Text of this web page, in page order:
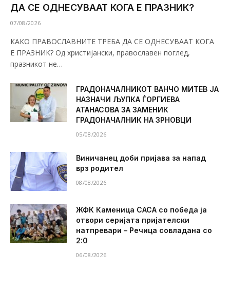
ДА СЕ ОДНЕСУВААТ КОГА Е ПРАЗНИК?
07/08/2026
КАКО ПРАВОСЛАВНИТЕ ТРЕБА ДА СЕ ОДНЕСУВААТ КОГА
Е ПРАЗНИК? Од христијански, православен поглед,
празникот не…
ГРАДОНАЧАЛНИКОТ ВАНЧО МИТЕВ ЈА
НАЗНАЧИ ЉУПКА ЃОРГИЕВА
АТАНАСОВА ЗА ЗАМЕНИК
ГРАДОНАЧАЛНИК НА ЗРНОВЦИ
05/08/2026
Виничанец доби пријава за напад
врз родител
08/08/2026
ЖФК Каменица САСА со победа ја
отвори серијата пријателски
натпревари – Речица совладана со
2:0
06/08/2026